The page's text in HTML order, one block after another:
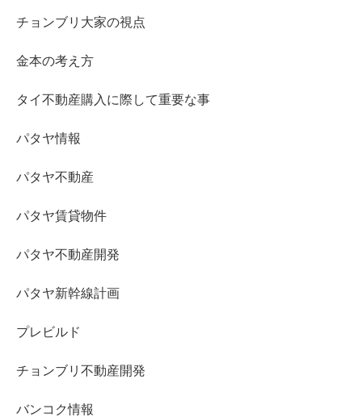
チョンブリ大家の視点
金本の考え方
タイ不動産購入に際して重要な事
パタヤ情報
パタヤ不動産
パタヤ賃貸物件
パタヤ不動産開発
パタヤ新幹線計画
プレビルド
チョンブリ不動産開発
バンコク情報